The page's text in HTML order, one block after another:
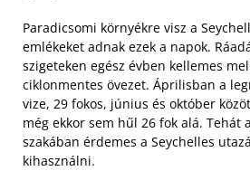
Paradicsomi környékre visz a
emlékeket adnak ezek a napok.
szigeteken egész évben kellemes
ciklonmentes övezet. Áprilisban a
vize, 29 fokos, június és október
még ekkor sem hűl 26 fok alá. Tehát
szakában érdemes a Seychelles
kihasználni.